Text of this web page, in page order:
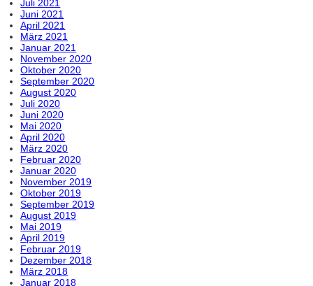
Juli 2021
Juni 2021
April 2021
März 2021
Januar 2021
November 2020
Oktober 2020
September 2020
August 2020
Juli 2020
Juni 2020
Mai 2020
April 2020
März 2020
Februar 2020
Januar 2020
November 2019
Oktober 2019
September 2019
August 2019
Mai 2019
April 2019
Februar 2019
Dezember 2018
März 2018
Januar 2018